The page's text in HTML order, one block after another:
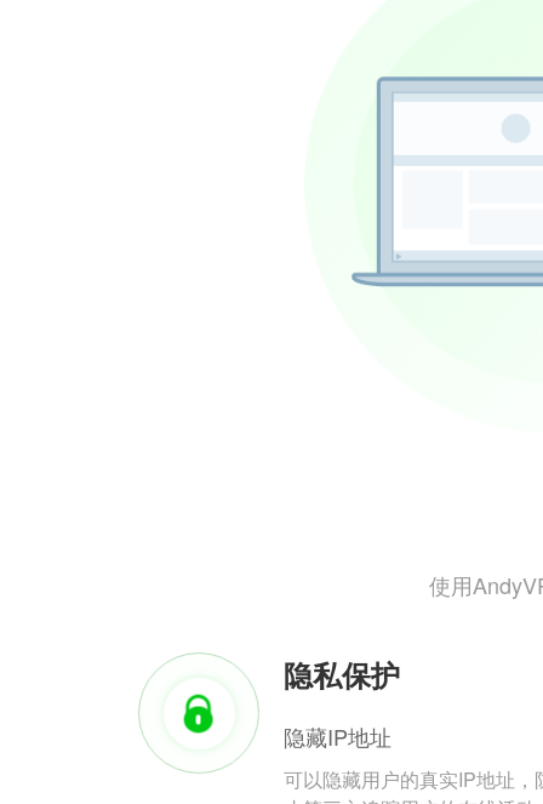
使用
隐私保护
隐藏IP地址
可以隐藏用户的真实IP地址，